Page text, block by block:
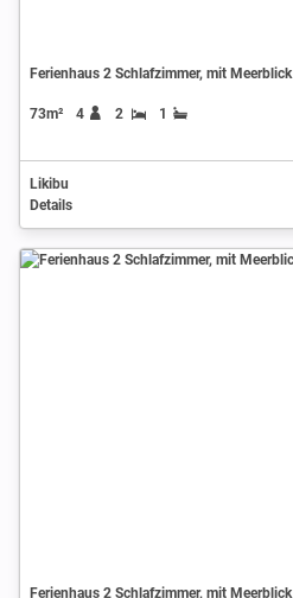
Ferienhaus 2 Schlafzimmer, mit Meerblick
73m² 4 2 1
Likibu
Details
Ferienhaus 2 Schlafzimmer, mit Meerblick